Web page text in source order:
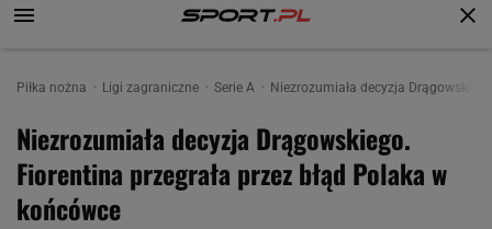
Piłka nożna Ligi zagraniczne Serie A Niezrozumiała decyzja
Niezrozumiała decyzja Drągowskiego.
Fiorentina przegrała przez błąd Polaka w
końcówce